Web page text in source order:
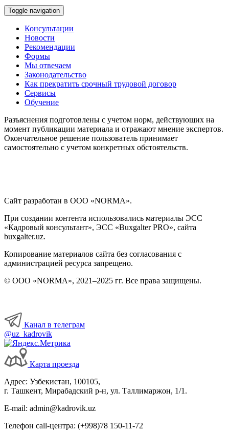
Toggle navigation
Консультации
Новости
Рекомендации
Формы
Мы отвечаем
Законодательство
Как прекратить срочный трудовой договор
Сервисы
Обучение
Разъяснения подготовлены с учетом норм, действующих на
момент публикации материала и отражают мнение экспертов.
Окончательное решение пользователь принимает
самостоятельно с учетом конкретных обстоятельств.
Сайт разработан в ООО «NORMA».
При создании контента использовались материалы ЭСС
«Кадровый консультант», ЭСС «Buxgalter PRO», сайта
buxgalter.uz.
Копирование материалов сайта без согласования с
администрацией ресурса запрещено.
© ООО «NORMA», 2021–2025 гг. Все права защищены.
Канал в телеграм
@uz_kadrovik
Карта проезда
Адрес: Узбекистан, 100105,
г. Ташкент, Мирабадский р-н, ул. Таллимаржон, 1/1.
E-mail: admin@kadrovik.uz
Телефон call-центра: (+998)78 150-11-72